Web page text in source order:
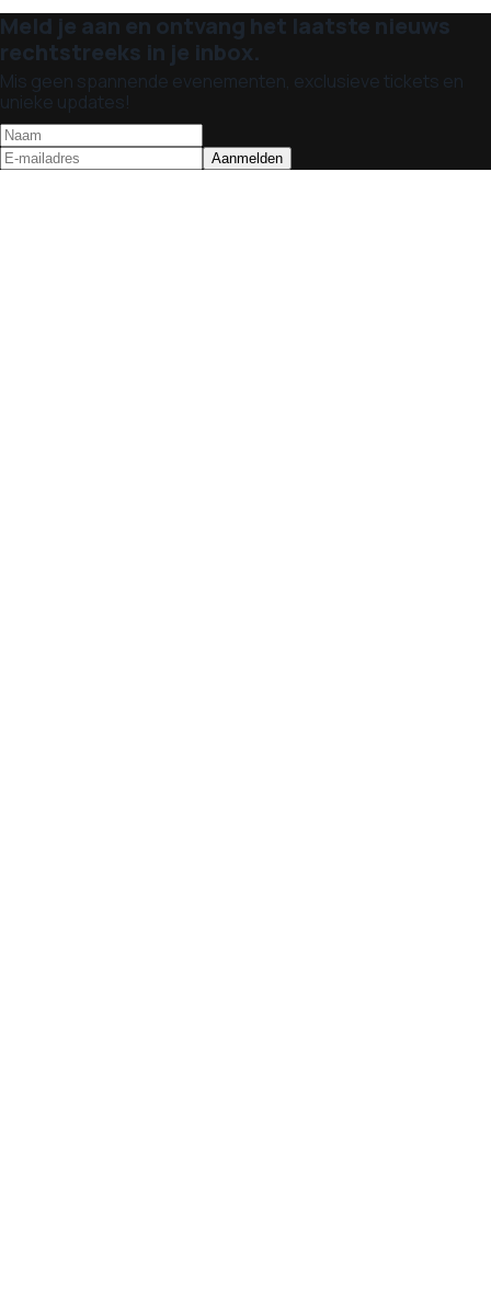
Meld je aan en ontvang het laatste nieuws
rechtstreeks in je inbox.
Mis geen spannende evenementen, exclusieve tickets en
unieke updates!